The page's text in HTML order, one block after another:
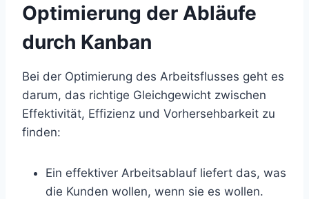
Optimierung der Abläufe
durch Kanban
Bei der Optimierung des Arbeitsflusses geht es
darum, das richtige Gleichgewicht zwischen
Effektivität, Effizienz und Vorhersehbarkeit zu
finden:
Ein effektiver Arbeitsablauf liefert das, was
die Kunden wollen, wenn sie es wollen.